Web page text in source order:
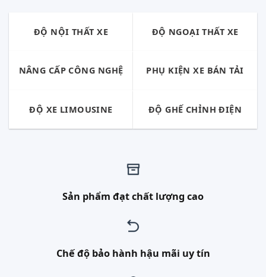
ĐỘ NỘI THẤT XE ĐỘ NGOẠI THẤT XE
NÂNG CẤP CÔNG NGHỆ PHỤ KIỆN XE BÁN TẢI
ĐỘ XE LIMOUSINE ĐỘ GHẾ CHỈNH ĐIỆN
Sản phẩm đạt chất lượng cao
Chế độ bảo hành hậu mãi uy tín